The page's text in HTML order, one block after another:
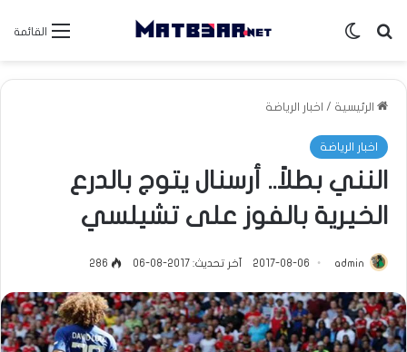
القائمة بحث عنالوضع المظلم
الرئيسية / اخبار الرياضة
اخبار الرياضة
النني بطلاً.. أرسنال يتوج بالدرع
الخيرية بالفوز على تشيلسي
admin
2017-08-06 آخر تحديث: 2017-08-06 286